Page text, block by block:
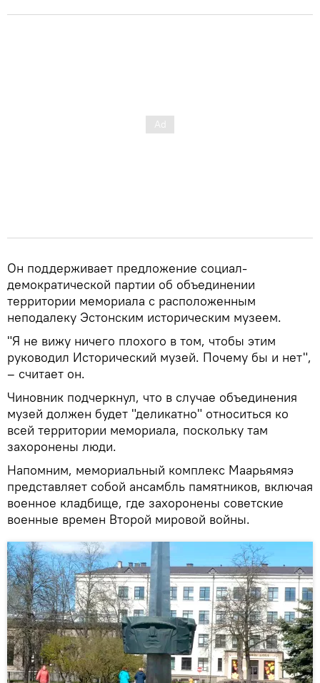
Он поддерживает предложение социал-
демократической партии об объединении
территории мемориала с расположенным
неподалеку Эстонским историческим музеем.
"Я не вижу ничего плохого в том, чтобы этим
руководил Исторический музей. Почему бы и нет",
– считает он.
Чиновник подчеркнул, что в случае объединения
музей должен будет "деликатно" относиться ко
всей территории мемориала, поскольку там
захоронены люди.
Напомним, мемориальный комплекс Маарьямяэ
представляет собой ансамбль памятников, включая
военное кладбище, где захоронены советские
военные времен Второй мировой войны.